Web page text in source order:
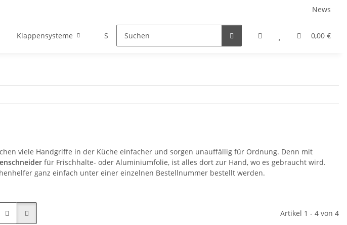
News
0,00 €
Klappensysteme Scharniersysteme Auszugsysteme
viele Handgriffe in der Küche einfacher und sorgen unauffällig für Ordnung. Denn mit
für Frischhalte- oder Aluminiumfolie, ist alles dort zur Hand, wo es gebraucht wird.
ganz einfach unter einer einzelnen Bestellnummer bestellt werden.
Artikel 1 - 4 von 4